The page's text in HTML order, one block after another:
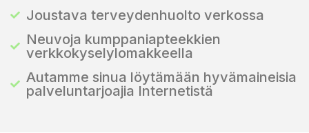
Joustava terveydenhuolto verkossa
Neuvoja kumppaniapteekkien
verkkokyselylomakkeella
Autamme sinua löytämään hyvämaineisia
palveluntarjoajia Internetistä